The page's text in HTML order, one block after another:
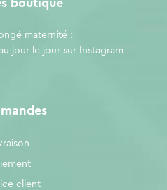
client
boutique
maternité :
jour le jour sur
Instagram